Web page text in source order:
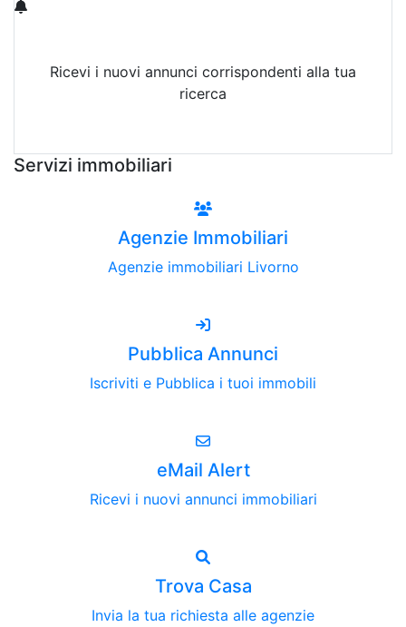
Ricevi i nuovi annunci corrispondenti alla tua
ricerca
Servizi immobiliari
Agenzie Immobiliari
Agenzie immobiliari Livorno
Pubblica Annunci
Iscriviti e Pubblica i tuoi immobili
eMail Alert
Ricevi i nuovi annunci immobiliari
Trova Casa
Invia la tua richiesta alle agenzie